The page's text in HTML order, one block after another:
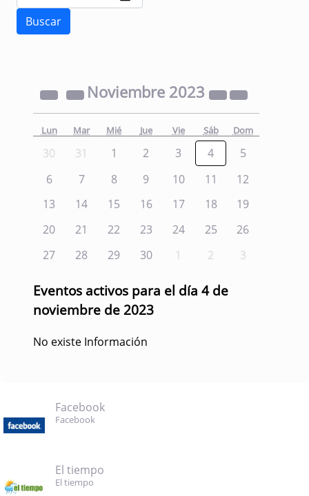
Noviembre 2023
Lun Mar Mié Jue Vie Sáb Dom
30 31 1 2 3 4
5
6
7 8 9 10 11
12
13
14 15 16 17 18
19
20
21 22 23 24 25
26
27
28 29 30 1 2 3
Eventos activos para el día 4 de
noviembre de 2023
No existe Información
Facebook
Facebook
El tiempo
El tiempo